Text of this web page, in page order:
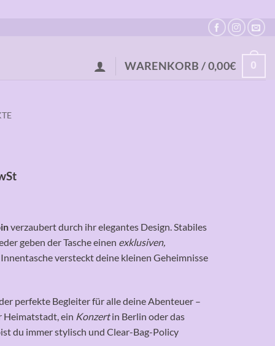
WARENKORB /0,00€ 0
verzaubert durch ihr elegantes Design. Stabiles
geben der Tasche einen exklusiven,
versteckt deine kleinen Geheimnisse
perfekte Begleiter für alle deine Abenteuer –
Heimatstadt, ein Konzertin Berlin oder das
du immer stylisch und Clear-Bag-Policy